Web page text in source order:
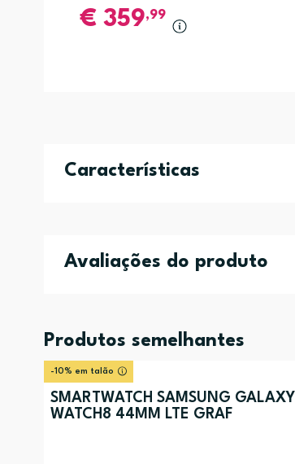
€ 359,99
Características
Avaliações do produto
Produtos semelhantes
-10% em talão
SMARTWATCH SAMSUNG GALAXY
WATCH8 44MM LTE GRAF